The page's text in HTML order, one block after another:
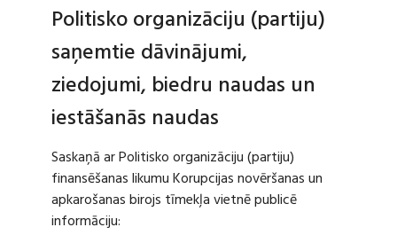
Politisko organizāciju (partiju)
saņemtie dāvinājumi,
ziedojumi, biedru naudas un
iestāšanās naudas
Saskaņā ar Politisko organizāciju (partiju)
finansēšanas likumu Korupcijas novēršanas un
apkarošanas birojs tīmekļa vietnē publicē
informāciju: